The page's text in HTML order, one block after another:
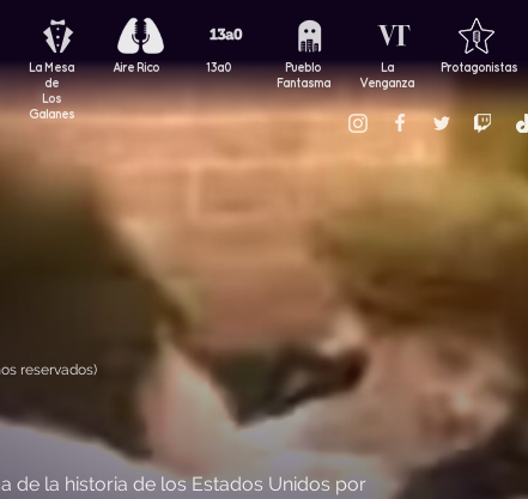
La Mesa
de
Los
Galanes
Aire Rico 13a0
Pueblo
Fantasma
La
Venganza
Protagonistas
reservados)
la historia de los Estados Unidos por